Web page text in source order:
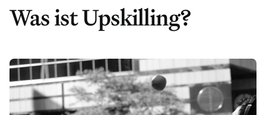
Was ist Upskilling?